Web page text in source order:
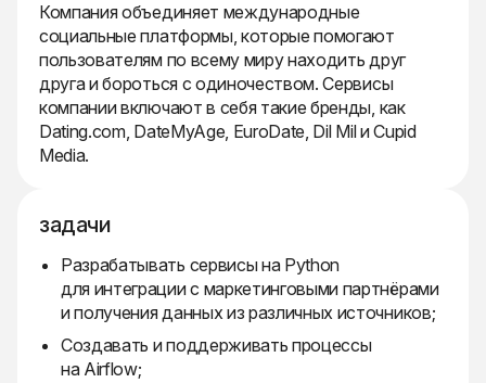
Компания объединяет международные
социальные платформы, которые помогают
пользователям по всему миру находить друг
друга и бороться с одиночеством. Сервисы
компании включают в себя такие бренды, как
Dating.com, DateMyAge, EuroDate, Dil Mil и Cupid
Media.
задачи
Разрабатывать сервисы на Python
для интеграции с маркетинговыми партнёрами
и получения данных из различных источников;
Создавать и поддерживать процессы
на Airflow;